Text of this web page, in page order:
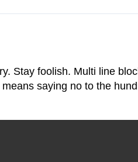
Stay foolish. Multi line
means saying no to the